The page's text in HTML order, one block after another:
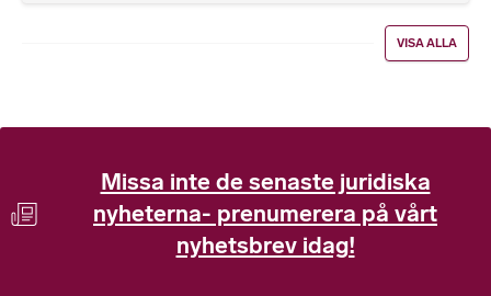
VISA ALLA
Missa inte de senaste juridiska
nyheterna- prenumerera på vårt
nyhetsbrev idag!